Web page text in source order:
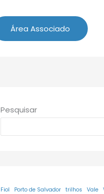
Área Associado
Pesquisar
Fiol Porto de Salvador trilhos Vale